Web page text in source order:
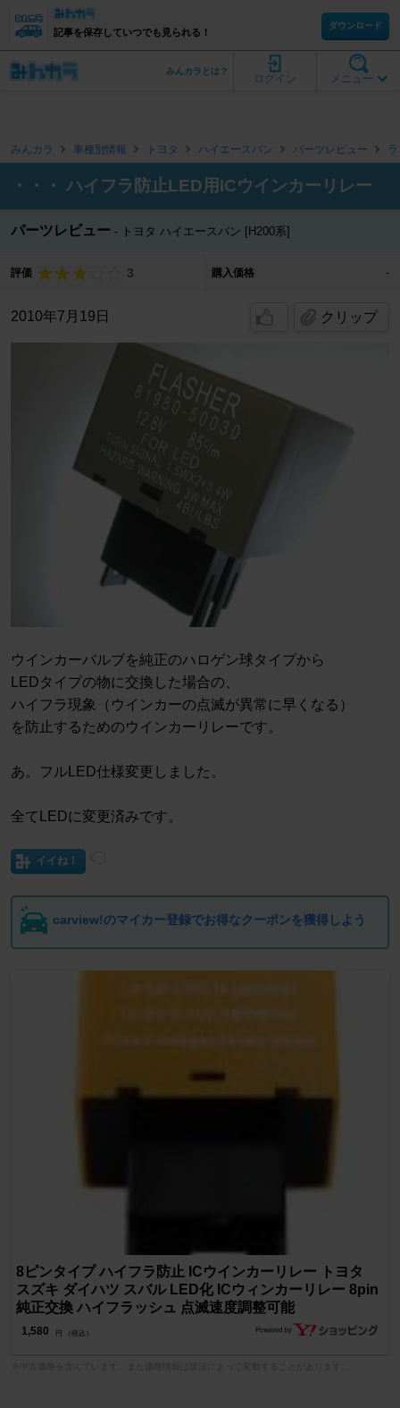
記事を保存していつでも見られる！
ダウンロード
メニュー
ログイン
みんカラとは？
みんカラ 車種別情報 トヨタ ハイエースバン パーツレビュー
・・・ ハイフラ防止LED用ICウインカーリレー
パーツレビュー トヨタ ハイエースバン [H200系]
評価 3 購入価格 -
2010年7月19日 クリップ
ウインカーバルブを純正のハロゲン球タイプから
LEDタイプの物に交換した場合の、
ハイフラ現象（ウインカーの点滅が異常に早くなる）
を防止するためのウインカーリレーです。
あ。フルLED仕様変更しました。
全てLEDに変更済みです。
イイね！
carview!のマイカー登録でお得なクーポンを獲得しよう
8ピンタイプ ハイフラ防止 ICウインカーリレー トヨタ
スズキ ダイハツ スバル LED化 ICウィンカーリレー 8pin
純正交換 ハイフラッシュ 点滅速度調整可能
1,580 円 （税込）